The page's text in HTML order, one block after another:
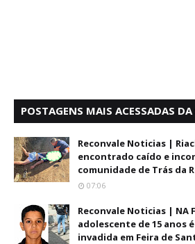
POSTAGENS MAIS ACESSADAS
Reconvale Noticias |
encontrado caído e
comunidade de Trás da
07:06
Reconvale Noticias | NA
adolescente de 15 anos
invadida em Feira de